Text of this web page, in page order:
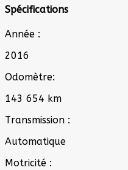
Spécifications
Année :
2016
Odomètre:
143 654 km
Transmission :
Automatique
Motricité :